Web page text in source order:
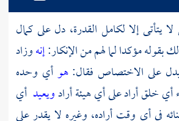
يتأتى إلا لكامل القدرة، دل على كمال
بقوله مؤكدا لما لهم من الإنكار:إنهوزاد
ليدل على الاختصاص فقال:هوأي وحده
أي خلق أراد على أي هيئة أرادويعيد أي
في أي وقت أراده، وغيره لا يقدر على